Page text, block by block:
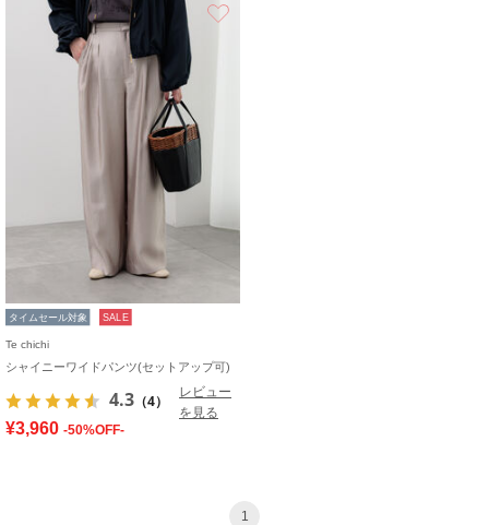
タイムセール対象 SALE
Te chichi
シャイニーワイドパンツ(セットアップ可)
4.3 （4）
レビュー
を見る
¥3,960 -50%OFF-
1